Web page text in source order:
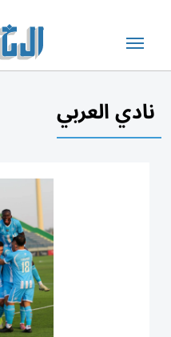
نادي العربي